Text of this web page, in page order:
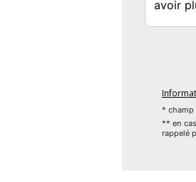
* champ
** en
rappelé